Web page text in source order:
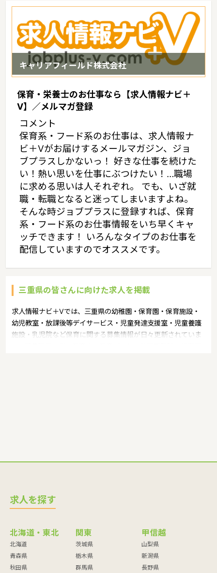
キャリアフィールド株式会社
保育・栄養士のお仕事なら【求人情報ナビ＋
V】／メルマガ登録
コメント
保育系・フード系のお仕事は、求人情報ナ
ビ＋Vがお届けするメールマガジン、ジョ
ブプラスしかないっ！ 好きな仕事を続けた
い！熱い思いを仕事にぶつけたい！…職場
に求める思いは人それぞれ。 でも、いざ就
職・転職となると迷ってしまいますよね。
そんな時ジョブプラスに登録すれば、保育
系・フード系のお仕事情報をいち早くキャ
ッチできます！ いろんなタイプのお仕事を
配信していますのでオススメです。
三重県の皆さんに向けた求人を掲載
求人情報ナビ＋Vでは、三重県の幼稚園・保育園・保育施設・
幼児教室・放課後等デイサービス・児童発達支援室・児童養護
施設・乳児院など保育に関する募集情報が日々更新されていま
求人を探す
北海道・東北
北海道
青森県
秋田県
関東
茨城県
栃木県
群馬県
甲信越
山梨県
新潟県
長野県